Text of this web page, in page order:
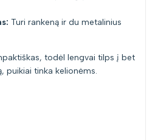
Turi rankeną ir du metalinius
todėl lengvai tilps į bet
puikiai tinka kelionėms.